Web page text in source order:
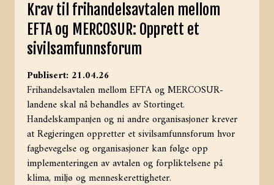
Krav til frihandelsavtalen mellom
EFTA og MERCOSUR: Opprett et
sivilsamfunnsforum
Publisert: 21.04.26
Frihandelsavtalen mellom EFTA og MERCOSUR-
landene skal nå behandles av Stortinget.
Handelskampanjen og ni andre organisasjoner krever
at Regjeringen oppretter et sivilsamfunnsforum hvor
fagbevegelse og organisasjoner kan følge opp
implementeringen av avtalen og forpliktelsene på
klima, miljø og menneskerettigheter.